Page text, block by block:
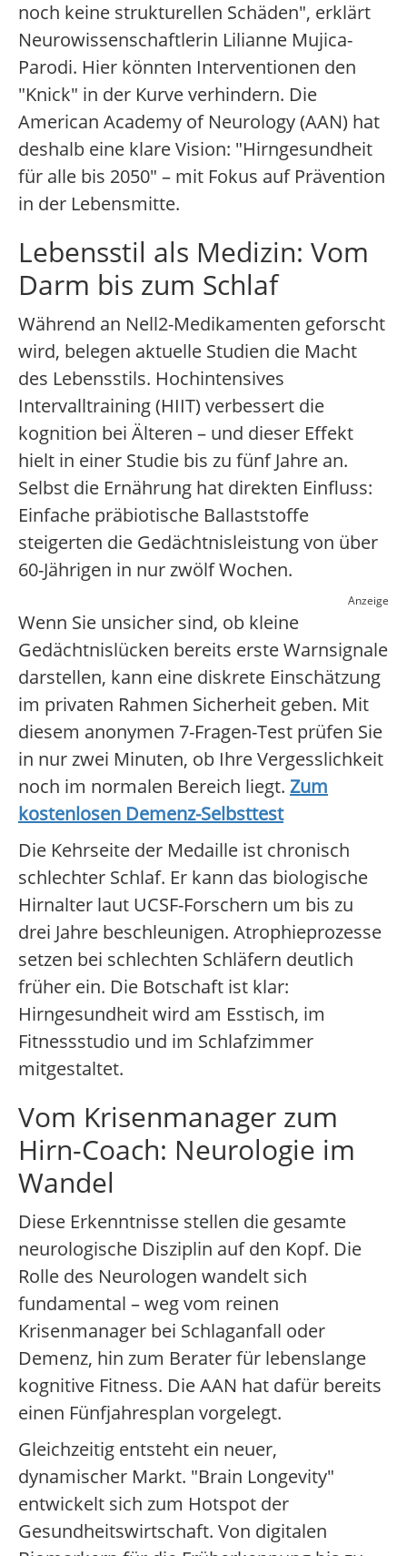
noch keine strukturellen Schäden", erklärt
Neurowissenschaftlerin Lilianne Mujica-
Parodi. Hier könnten Interventionen den
"Knick" in der Kurve verhindern. Die
American Academy of Neurology (AAN) hat
deshalb eine klare Vision: "Hirngesundheit
für alle bis 2050" – mit Fokus auf Prävention
in der Lebensmitte.
Lebensstil als Medizin: Vom
Darm bis zum Schlaf
Während an Nell2-Medikamenten geforscht
wird, belegen aktuelle Studien die Macht
des Lebensstils. Hochintensives
Intervalltraining (HIIT) verbessert die
kognition bei Älteren – und dieser Effekt
hielt in einer Studie bis zu fünf Jahre an.
Selbst die Ernährung hat direkten Einfluss:
Einfache präbiotische Ballaststoffe
steigerten die Gedächtnisleistung von über
60-Jährigen in nur zwölf Wochen.
Anzeige
Wenn Sie unsicher sind, ob kleine
Gedächtnislücken bereits erste Warnsignale
darstellen, kann eine diskrete Einschätzung
im privaten Rahmen Sicherheit geben. Mit
diesem anonymen 7-Fragen-Test prüfen Sie
in nur zwei Minuten, ob Ihre Vergesslichkeit
noch im normalen Bereich liegt. Zum
kostenlosen Demenz-Selbsttest
Die Kehrseite der Medaille ist chronisch
schlechter Schlaf. Er kann das biologische
Hirnalter laut UCSF-Forschern um bis zu
drei Jahre beschleunigen. Atrophieprozesse
setzen bei schlechten Schläfern deutlich
früher ein. Die Botschaft ist klar:
Hirngesundheit wird am Esstisch, im
Fitnessstudio und im Schlafzimmer
mitgestaltet.
Vom Krisenmanager zum
Hirn-Coach: Neurologie im
Wandel
Diese Erkenntnisse stellen die gesamte
neurologische Disziplin auf den Kopf. Die
Rolle des Neurologen wandelt sich
fundamental – weg vom reinen
Krisenmanager bei Schlaganfall oder
Demenz, hin zum Berater für lebenslange
kognitive Fitness. Die AAN hat dafür bereits
einen Fünfjahresplan vorgelegt.
Gleichzeitig entsteht ein neuer,
dynamischer Markt. "Brain Longevity"
entwickelt sich zum Hotspot der
Gesundheitswirtschaft. Von digitalen